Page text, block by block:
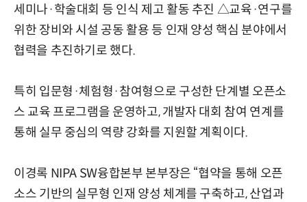
세미나·학술대회 등 인식 제고 활동 추진 △교육·연구를
위한 장비와 시설 공동 활용 등 인재 양성 핵심 분야에서
협력을 추진하기로 했다.
특히 입문형·체험형·참여형으로 구성한 단계별 오픈소
스 교육 프로그램을 운영하고, 개발자 대회 참여 연계를
통해 실무 중심의 역량 강화를 지원할 계획이다.
이경록 NIPA SW융합본부 본부장은 “협약을 통해 오픈
소스 기반의 실무형 인재 양성 체계를 구축하고, 산업과